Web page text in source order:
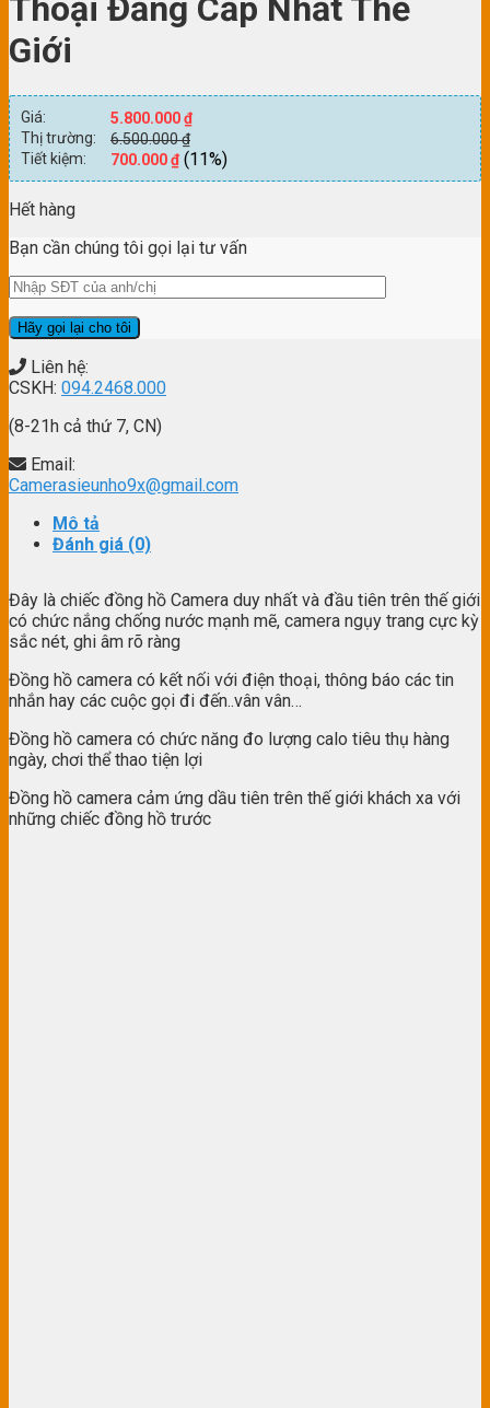
Thoại Đẳng Cấp Nhất Thế
Giới
Giá: 5.800.000₫
Thị trường:
6.500.000₫
Tiết kiệm:
700.000₫ (11%)
Hết hàng
Bạn cần chúng tôi gọi lại tư vấn
Liên hệ:
CSKH: 094.2468.000
(8-21h cả thứ 7, CN)
Email:
Camerasieunho9x@gmail.com
Mô tả
Đánh giá (0)
Đây là chiếc đồng hồ Camera duy nhất và đầu tiên trên thế giới
có chức nắng chống nước mạnh mẽ, camera ngụy trang cực kỳ
sắc nét, ghi âm rõ ràng
Đồng hồ camera có kết nối với điện thoại, thông báo các tin
nhắn hay các cuộc gọi đi đến..vân vân…
Đồng hồ camera có chức năng đo lượng calo tiêu thụ hàng
ngày, chơi thể thao tiện lợi
Đồng hồ camera cảm ứng dầu tiên trên thế giới khách xa với
những chiếc đồng hồ trước